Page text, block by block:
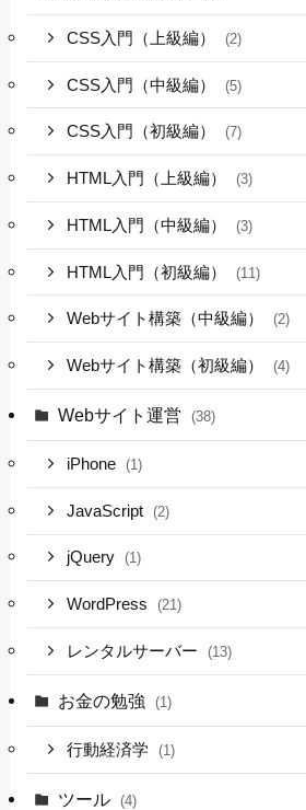
CSS入門（上級編） (2)
CSS入門（中級編） (5)
CSS入門（初級編） (7)
HTML入門（上級編） (3)
HTML入門（中級編） (3)
HTML入門（初級編） (11)
Webサイト構築（中級編） (2)
Webサイト構築（初級編） (4)
Webサイト運営 (38)
iPhone (1)
JavaScript (2)
jQuery (1)
WordPress (21)
レンタルサーバー (13)
お金の勉強 (1)
行動経済学 (1)
ツール (4)